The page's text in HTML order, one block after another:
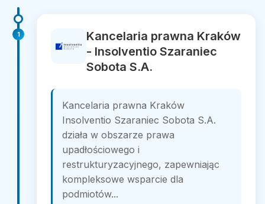
1
Kancelaria prawna Kraków
- Insolventio Szaraniec
Sobota S.A.
Kancelaria prawna Kraków
Insolventio Szaraniec Sobota S.A.
działa w obszarze prawa
upadłościowego i
restrukturyzacyjnego, zapewniając
kompleksowe wsparcie dla
podmiotów...